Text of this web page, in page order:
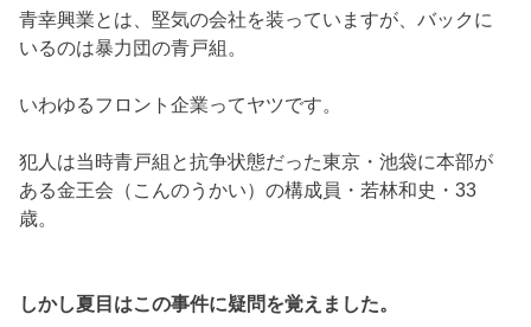
青幸興業とは、堅気の会社を装っていますが、バックに
いるのは暴力団の青戸組。
いわゆるフロント企業ってヤツです。
犯人は当時青戸組と抗争状態だった東京・池袋に本部が
ある金王会（こんのうかい）の構成員・若林和史・33
歳。
しかし夏目はこの事件に疑問を覚えました。